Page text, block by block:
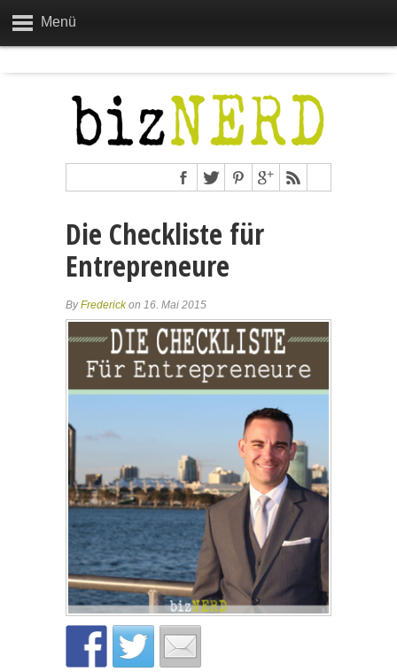
Menü
Die Checkliste für
Entrepreneure
ByFrederickon 16. Mai 2015